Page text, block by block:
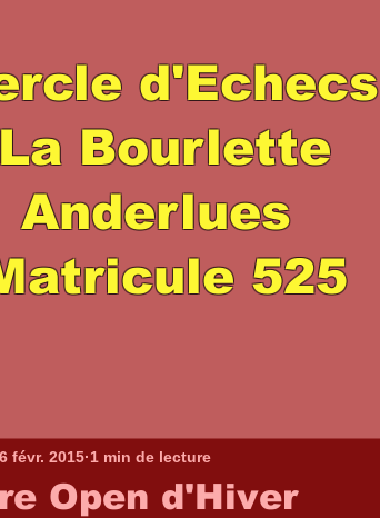
d'Echecs
La Bourlette
Anderlues
525
Open d'Hiver
6 févr. 2015 1 min de lecture